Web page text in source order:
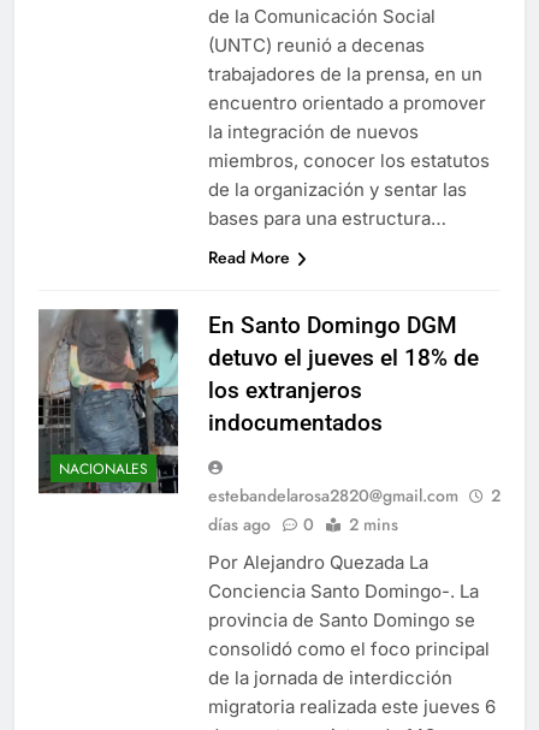
de la Comunicación Social
(UNTC) reunió a decenas
trabajadores de la prensa, en un
encuentro orientado a promover
la integración de nuevos
miembros, conocer los estatutos
de la organización y sentar las
bases para una estructura…
Read More
NACIONALES
En Santo Domingo DGM
detuvo el jueves el 18% de
los extranjeros
indocumentados
estebandelarosa2820@gmail.com
2
días ago
0 2 mins
Por Alejandro Quezada La
Conciencia Santo Domingo-. La
provincia de Santo Domingo se
consolidó como el foco principal
de la jornada de interdicción
migratoria realizada este jueves 6